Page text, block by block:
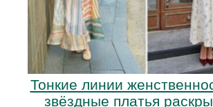
Тонкие линии
звёздные платья